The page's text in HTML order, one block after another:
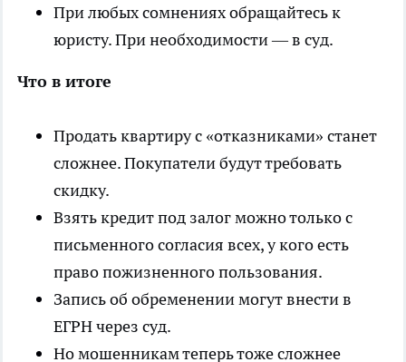
При любых сомнениях обращайтесь к
юристу. При необходимости — в суд.
Что в итоге
Продать квартиру с «отказниками» станет
сложнее. Покупатели будут требовать
скидку.
Взять кредит под залог можно только с
письменного согласия всех, у кого есть
право пожизненного пользования.
Запись об обременении могут внести в
ЕГРН через суд.
Но мошенникам теперь тоже сложнее